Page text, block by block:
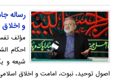
رساله
و اخلاق
مؤلف
احکام
شیعه و
اصول توحید، نبوت، امامت و اخلاق